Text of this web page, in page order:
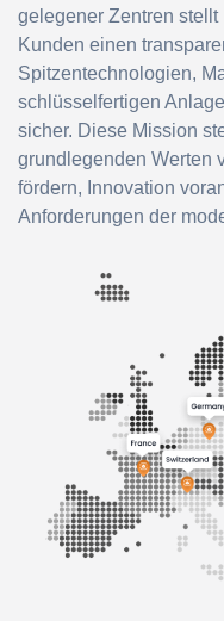
gelegener Zentren
Kunden einen
Spitzentechnologien,
schlüsselfertigen
sicher. Diese Mission
grundlegenden Werten
fördern, Innovation
Anforderungen der